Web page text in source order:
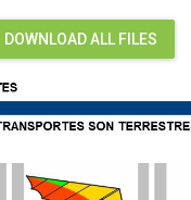
DOWNLOAD ALL FILES